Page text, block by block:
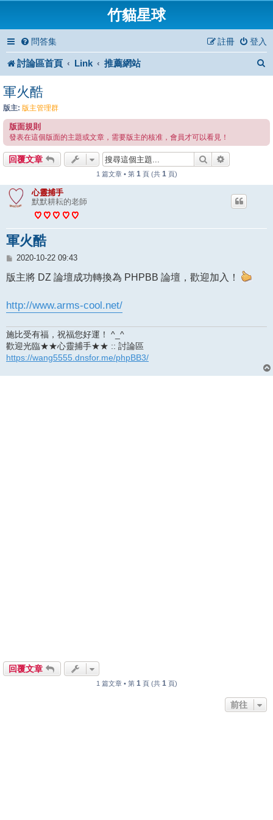
竹貓星球
問答集 登入
註冊
討論區首頁 Link 推薦網站
軍火酷
版主: 版主管理群
版面規則
發表在這個版面的主題或文章，需要版主的核准，會員才可以看見！
回覆文章 搜尋
1 篇文章 • 第 1 頁 (共 1 頁)
心靈捕手
默默耕耘的老師
軍火酷
文
2020-10-22 09:43
版主將 DZ 論壇成功轉換為 PHPBB 論壇，歡迎加入！
http://www.arms-cool.net/
施比受有福，祝福您好運！ ^_^
歡迎光臨★★心靈捕手★★ :: 討論區
https://wang5555.dnsfor.me/phpBB3/
回覆文章
1 篇文章 • 第 1 頁 (共 1 頁)
前往